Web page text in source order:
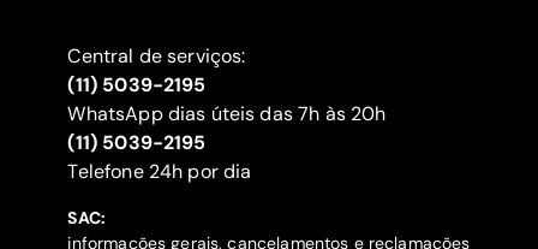
Central de serviços:
(11) 5039-2195
WhatsApp dias úteis das 7h às 20h
(11) 5039-2195
‍Telefone 24h por dia
SAC:
informações gerais, cancelamentos e reclamações